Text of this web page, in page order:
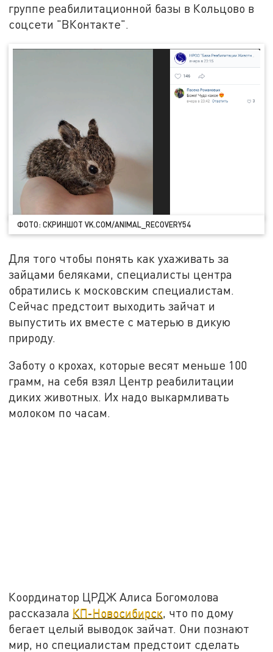
группе реабилитационной базы в Кольцово в
соцсети "ВКонтакте".
ФОТО: СКРИНШОТ VK.COM/ANIMAL_RECOVERY54
Для того чтобы понять как ухаживать за
зайцами беляками, специалисты центра
обратились к московским специалистам.
Сейчас предстоит выходить зайчат и
выпустить их вместе с матерью в дикую
природу.
Заботу о крохах, которые весят меньше 100
грамм, на себя взял Центр реабилитации
диких животных. Их надо выкармливать
молоком по часам.
Координатор ЦРДЖ Алиса Богомолова
рассказала КП-Новосибирск, что по дому
бегает целый выводок зайчат. Они познают
мир, но специалистам предстоит сделать